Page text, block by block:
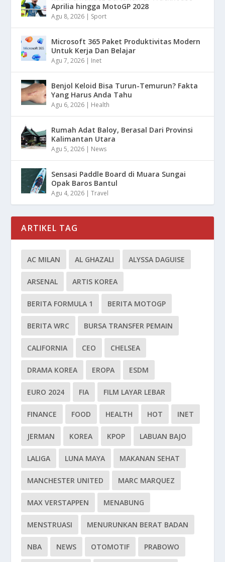
Aprilia hingga MotoGP 2028
Agu 8, 2026 Sport
Microsoft 365 Paket Produktivitas Modern
Untuk Kerja Dan Belajar
Agu 7, 2026 Inet
Benjol Keloid Bisa Turun-Temurun? Fakta
Yang Harus Anda Tahu
Agu 6, 2026 Health
Rumah Adat Baloy, Berasal Dari Provinsi
Kalimantan Utara
Agu 5, 2026 News
Sensasi Paddle Board di Muara Sungai
Opak Baros Bantul
Agu 4, 2026 |Travel
ARTIKEL TAG
AC MILAN AL GHAZALI ALYSSA DAGUISE
ARSENAL ARTIS KOREA
BERITA FORMULA 1 BERITA MOTOGP
BERITA WRC BURSA TRANSFER PEMAIN
CALIFORNIA CEO CHELSEA
DRAMA KOREA EROPA ESDM
EURO 2024 FIA FILM LAYAR LEBAR
FINANCE FOOD HEALTH HOT INET
JERMAN KOREA KPOP LABUAN BAJO
LALIGA LUNA MAYA MAKANAN SEHAT
MANCHESTER UNITED MARC MARQUEZ
MAX VERSTAPPEN MENABUNG
MENSTRUASI MENURUNKAN BERAT BADAN
NBA NEWS OTOMOTIF PRABOWO